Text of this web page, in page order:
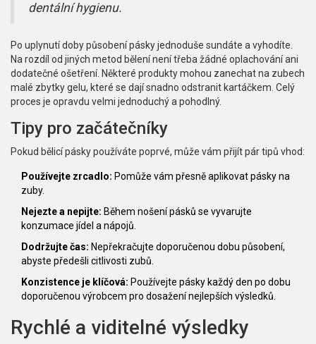
dentální hygienu.
Po uplynutí doby působení pásky jednoduše sundáte a vyhodíte.
Na rozdíl od jiných metod bělení není třeba žádné oplachování ani
dodatečné ošetření. Některé produkty mohou zanechat na zubech
malé zbytky gelu, které se dají snadno odstranit kartáčkem. Celý
proces je opravdu velmi jednoduchý a pohodlný.
Tipy pro začátečníky
Pokud bělicí pásky používáte poprvé, může vám přijít pár tipů vhod:
Používejte zrcadlo: Pomůže vám přesně aplikovat pásky na
zuby.
Nejezte a nepijte: Během nošení pásků se vyvarujte
konzumace jídel a nápojů.
Dodržujte čas: Nepřekračujte doporučenou dobu působení,
abyste předešli citlivosti zubů.
Konzistence je klíčová: Používejte pásky každý den po dobu
doporučenou výrobcem pro dosažení nejlepších výsledků.
Rychlé a viditelné výsledky